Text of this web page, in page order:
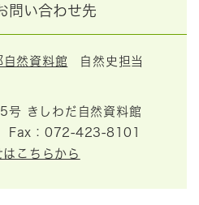
問い合わせ先
自然資料館 自然史担当
号 きしわだ自然資料館
Fax：072-423-8101
こちらから